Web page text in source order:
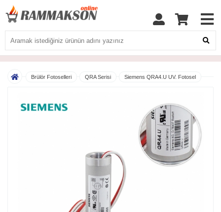
Brülör Fotoselleri QRA Serisi Siemens QRA4.U UV. Fotosel